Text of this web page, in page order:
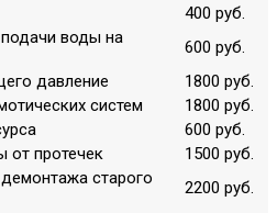
400 руб.
воды на
600 руб.
давление
1800 руб.
систем
1800 руб.
600 руб.
от протечек
1500 руб.
старого
2200 руб.